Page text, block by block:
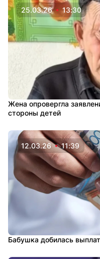
25.03.26 13:30
Жена опровергла
стороны детей
12.03.26 11:39
Бабушка добилась